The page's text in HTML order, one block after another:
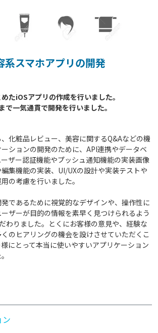
系スマホアプリの開発
たiOSアプリの作成を行いました。
化粧品レビュー、美容に関するQ&Aなどの機
ションの開発のために、API連携やデータベ
ザー認証機能やプッシュ通知機能の実装画像
集機能の実装、UI/UXの設計や実装テストや
の考慮を行いました。
であるために視覚的なデザインや、操作性に
ザーが目的の情報を素早く見つけられるよう
わりました。とくにお客様の意見や、経験な
のヒアリングの機会を設けさせていただくこ
にとって本当に使いやすいアプリケーション